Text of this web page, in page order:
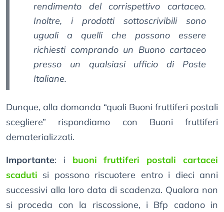
rendimento del corrispettivo cartaceo.
Inoltre, i prodotti sottoscrivibili sono
uguali a quelli che possono essere
richiesti comprando un Buono cartaceo
presso un qualsiasi ufficio di Poste
Italiane.
Dunque, alla domanda “quali Buoni fruttiferi postali
scegliere” rispondiamo con Buoni fruttiferi
dematerializzati.
Importante: i buoni fruttiferi postali cartacei
scaduti si possono riscuotere entro i dieci anni
successivi alla loro data di scadenza. Qualora non
si proceda con la riscossione, i Bfp cadono in